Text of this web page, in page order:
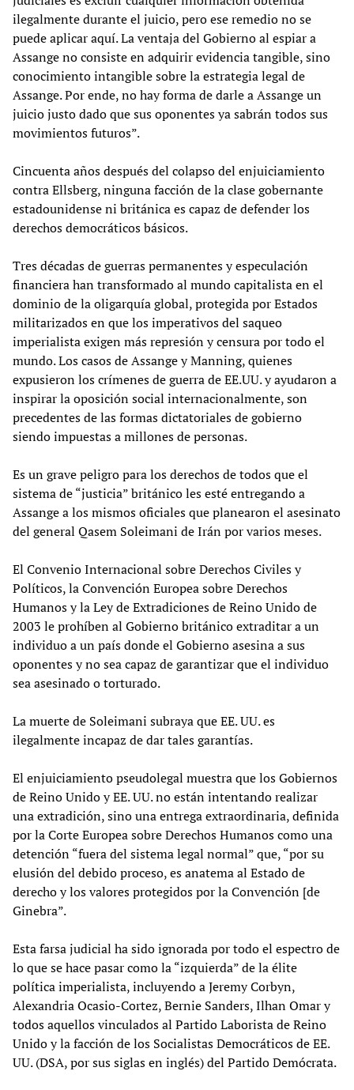
ilegalmente durante el juicio, pero ese remedio no se
puede aplicar aquí. La ventaja del Gobierno al espiar a
Assange no consiste en adquirir evidencia tangible, sino
conocimiento intangible sobre la estrategia legal de
Assange. Por ende, no hay forma de darle a Assange un
juicio justo dado que sus oponentes ya sabrán todos sus
movimientos futuros”.
Cincuenta años después del colapso del enjuiciamiento
contra Ellsberg, ninguna facción de la clase gobernante
estadounidense ni británica es capaz de defender los
derechos democráticos básicos.
Tres décadas de guerras permanentes y especulación
financiera han transformado al mundo capitalista en el
dominio de la oligarquía global, protegida por Estados
militarizados en que los imperativos del saqueo
imperialista exigen más represión y censura por todo el
mundo. Los casos de Assange y Manning, quienes
expusieron los crímenes de guerra de EE.UU. y ayudaron a
inspirar la oposición social internacionalmente, son
precedentes de las formas dictatoriales de gobierno
siendo impuestas a millones de personas.
Es un grave peligro para los derechos de todos que el
sistema de “justicia” británico les esté entregando a
Assange a los mismos oficiales que planearon el asesinato
del general Qasem Soleimani de Irán por varios meses.
El Convenio Internacional sobre Derechos Civiles y
Políticos, la Convención Europea sobre Derechos
Humanos y la Ley de Extradiciones de Reino Unido de
2003 le prohíben al Gobierno británico extraditar a un
individuo a un país donde el Gobierno asesina a sus
oponentes y no sea capaz de garantizar que el individuo
sea asesinado o torturado.
La muerte de Soleimani subraya que EE. UU. es
ilegalmente incapaz de dar tales garantías.
El enjuiciamiento pseudolegal muestra que los Gobiernos
de Reino Unido y EE. UU. no están intentando realizar
una extradición, sino una entrega extraordinaria, definida
por la Corte Europea sobre Derechos Humanos como una
detención “fuera del sistema legal normal” que, “por su
elusión del debido proceso, es anatema al Estado de
derecho y los valores protegidos por la Convención [de
Ginebra”.
Esta farsa judicial ha sido ignorada por todo el espectro de
lo que se hace pasar como la “izquierda” de la élite
política imperialista, incluyendo a Jeremy Corbyn,
Alexandria Ocasio-Cortez, Bernie Sanders, Ilhan Omar y
todos aquellos vinculados al Partido Laborista de Reino
Unido y la facción de los Socialistas Democráticos de EE.
UU. (DSA, por sus siglas en inglés) del Partido Demócrata.